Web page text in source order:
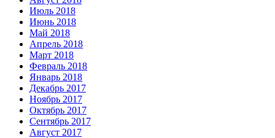
Июль 2018
Июнь 2018
Май 2018
Апрель 2018
Март 2018
Февраль 2018
Январь 2018
Декабрь 2017
Ноябрь 2017
Октябрь 2017
Сентябрь 2017
Август 2017